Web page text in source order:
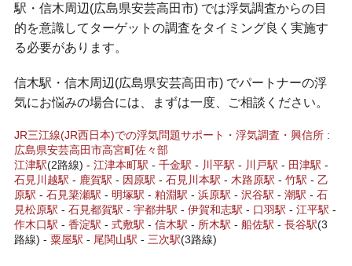
駅・信木周辺(広島県安芸高田市) では浮気調査からの目
的を意識してターゲットの調査をタイミング良く実施す
る必要があります。
信木駅・信木周辺(広島県安芸高田市) でパートナーの浮
気にお悩みの場合には、まずは一度、ご相談ください。
JR三江線(JR西日本)での浮気問題サポート・浮気調査・興信所 :
広島県安芸高田市高宮町佐々部
江津駅(2路線) - 江津本町駅 - 千金駅 - 川平駅 - 川戸駅 - 田津駅 -
石見川越駅 - 鹿賀駅 - 因原駅 - 石見川本駅 - 木路原駅 - 竹駅 - 乙
原駅 - 石見簗瀬駅 - 明塚駅 - 粕淵駅 - 浜原駅 - 沢谷駅 - 潮駅 - 石
見松原駅 - 石見都賀駅 - 宇都井駅 - 伊賀和志駅 - 口羽駅 - 江平駅 -
作木口駅 - 香淀駅 - 式敷駅 - 信木駅 - 所木駅 - 船佐駅 - 長谷駅(3
路線) - 粟屋駅 - 尾関山駅 - 三次駅(3路線)